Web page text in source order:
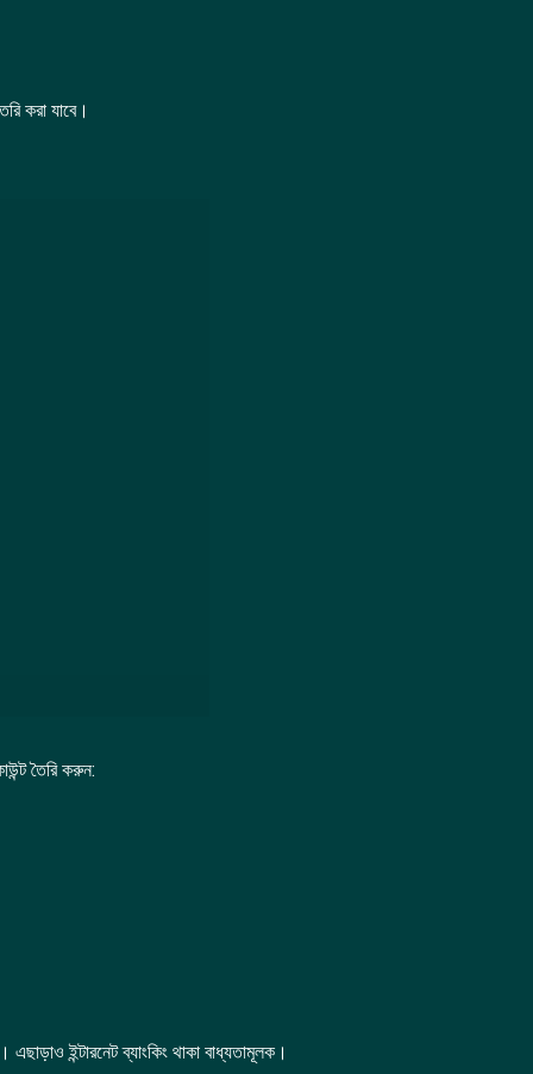
করা যাবে।
তৈরি করুন:
ইন্টারনেট ব্যাংকিং থাকা বাধ্যতামূলক।